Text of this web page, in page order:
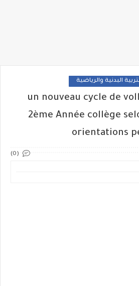
البدنية والرياضية
un nouveau cycle de
2ème Année collège
orientations
(0)